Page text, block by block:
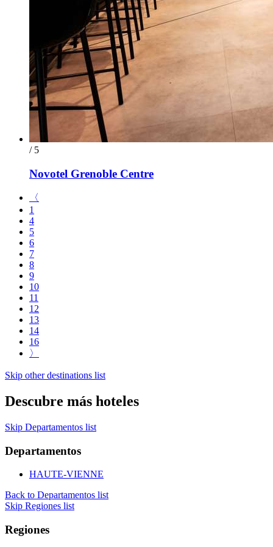
/ 5
Novotel Grenoble Centre
〈
1
4
5
6
7
8
9
10
11
12
13
14
16
〉
Skip other destinations list
Descubre más hoteles
Skip Departamentos list
Departamentos
HAUTE-VIENNE
Back to Departamentos list
Skip Regiones list
Regiones